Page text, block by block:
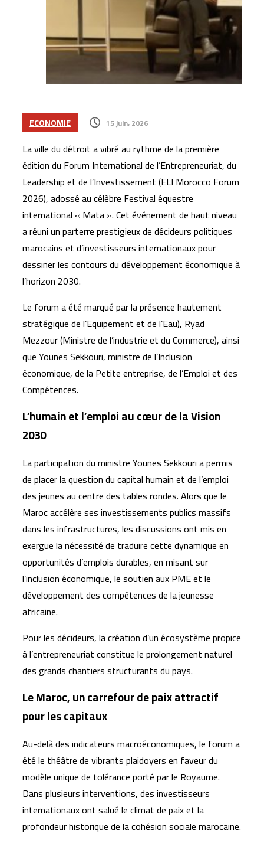
ECONOMIE 15 juin، 2026
La ville du détroit a vibré au rythme de la première
édition du Forum International de l’Entrepreneuriat, du
Leadership et de l’Investissement (ELI Morocco Forum
2026), adossé au célèbre Festival équestre
international « Mata ». Cet événement de haut niveau
a réuni un parterre prestigieux de décideurs politiques
marocains et d’investisseurs internationaux pour
dessiner les contours du développement économique à
l’horizon 2030.
Le forum a été marqué par la présence hautement
stratégique de l’Equipement et de l’Eau), Ryad
Mezzour (Ministre de l’industrie et du Commerce), ainsi
que Younes Sekkouri, ministre de l’Inclusion
économique, de la Petite entreprise, de l’Emploi et des
Compétences.
L’humain et l’emploi au cœur de la Vision
2030
La participation du ministre Younes Sekkouri a permis
de placer la question du capital humain et de l’emploi
des jeunes au centre des tables rondes. Alors que le
Maroc accélère ses investissements publics massifs
dans les infrastructures, les discussions ont mis en
exergue la nécessité de traduire cette dynamique en
opportunités d’emplois durables, en misant sur
l’inclusion économique, le soutien aux PME et le
développement des compétences de la jeunesse
africaine.
Pour les décideurs, la création d’un écosystème propice
à l’entrepreneuriat constitue le prolongement naturel
des grands chantiers structurants du pays.
Le Maroc, un carrefour de paix attractif
pour les capitaux
Au-delà des indicateurs macroéconomiques, le forum a
été le théâtre de vibrants plaidoyers en faveur du
modèle unique de tolérance porté par le Royaume.
Dans plusieurs interventions, des investisseurs
internationaux ont salué le climat de paix et la
profondeur historique de la cohésion sociale marocaine.